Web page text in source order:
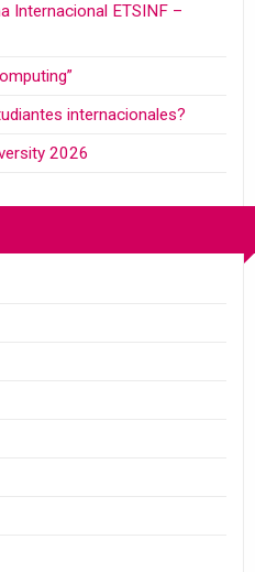
Internacional ETSINF –
internacionales?
2026